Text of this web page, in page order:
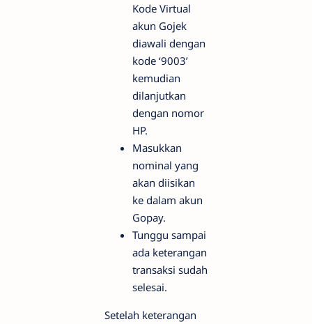
Kode Virtual
akun Gojek
diawali dengan
kode ‘9003’
kemudian
dilanjutkan
dengan nomor
HP.
Masukkan
nominal yang
akan diisikan
ke dalam akun
Gopay.
Tunggu sampai
ada keterangan
transaksi sudah
selesai.
Setelah keterangan